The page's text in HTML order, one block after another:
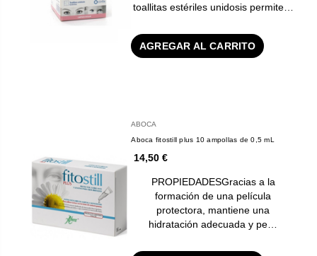
toallitas estériles unidosis permite…
AGREGAR AL CARRITO
ABOCA
Aboca fitostill plus 10 ampollas de 0,5 mL
14,50 €
PROPIEDADESGracias a la
formación de una película
protectora, mantiene una
hidratación adecuada y pe…